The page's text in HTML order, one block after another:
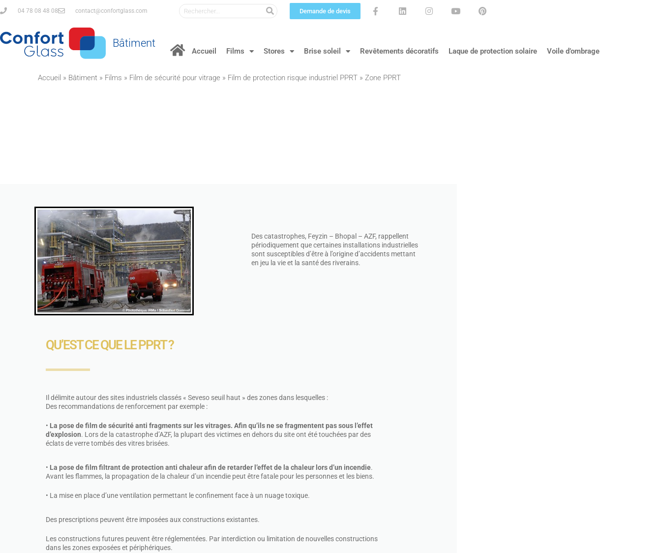
04 78 08 48 08 contact@confortglass.com Demande de devis
Bâtiment
Accueil Films Stores Brise soleil Revêtements décoratifs Laque de protection solaire Voile d’ombrage
Accueil » Bâtiment » Films » Film de sécurité pour vitrage » Film de protection risque industriel PPRT » Zone PPRT
Des catastrophes, Feyzin – Bhopal – AZF, rappellent
périodiquement que certaines installations industrielles
sont susceptibles d’être à l’origine d’accidents mettant
en jeu la vie et la santé des riverains.
QU’EST CE QUE LE PPRT ?
Il délimite autour des sites industriels classés « Seveso seuil haut » des zones dans lesquelles :
Des recommandations de renforcement par exemple :
• La pose de film de sécurité anti fragments sur les vitrages. Afin qu’ils ne se fragmentent pas sous l’effet
d’explosion. Lors de la catastrophe d’AZF, la plupart des victimes en dehors du site ont été touchées par des
éclats de verre tombés des vitres brisées.
• La pose de film filtrant de protection anti chaleur afin de retarder l’effet de la chaleur lors d’un incendie.
Avant les flammes, la propagation de la chaleur d’un incendie peut être fatale pour les personnes et les biens.
• La mise en place d’une ventilation permettant le confinement face à un nuage toxique.
Des prescriptions peuvent être imposées aux constructions existantes.
Les constructions futures peuvent être réglementées. Par interdiction ou limitation de nouvelles constructions
dans les zones exposées et périphériques.